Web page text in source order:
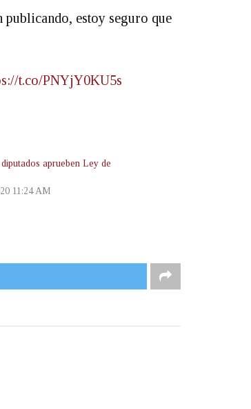
publicando, estoy seguro que
t.co/PNYjY0KU5s
aprueben Ley de
11:24 AM